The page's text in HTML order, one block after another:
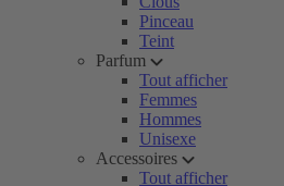
Pinceau
Teint
Parfum
Tout afficher
Femmes
Hommes
Unisexe
Accessoires
Tout afficher